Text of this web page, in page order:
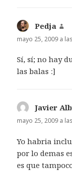
Pedja
mayo 25, 2009 a
Sí, sí; no hay
las balas :]
Javier
mayo 25, 2009 a
Yo habria
por lo demas
es que